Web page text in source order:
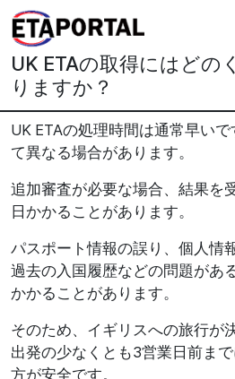
UK ETAの取得にはどの
りますか？
UK ETAの処理時間は通常早い
て異なる場合があります。
追加審査が必要な場合、結果を
日かかることがあります。
パスポート情報の誤り、個人情
過去の入国履歴などの問題があ
かかることがあります。
そのため、イギリスへの旅行が
出発の少なくとも3営業日前まで
方が安全です。